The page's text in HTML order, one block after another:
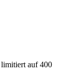
auf 400